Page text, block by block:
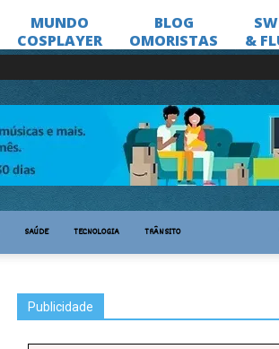
SAÚDE TECNOLOGIA TRÂNSITO
Publicidade